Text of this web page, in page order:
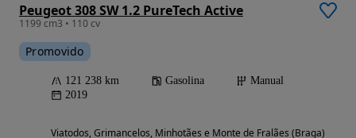
Peugeot 308 SW 1.2 PureTech Active
1199 cm3 • 110 cv
Promovido
121 238 km Gasolina
Manual
2019
Viatodos, Grimancelos, Minhotães e Monte de Fralães (Braga)